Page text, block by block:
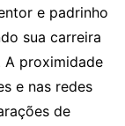
e padrinho
sua carreira
A proximidade
e nas redes
de